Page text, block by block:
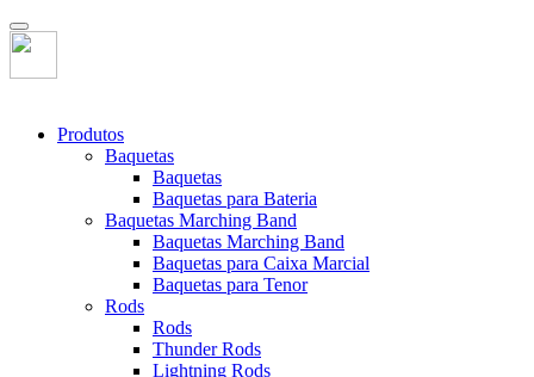
Produtos
Baquetas
Baquetas
Baquetas para Bateria
Baquetas Marching Band
Baquetas Marching Band
Baquetas para Caixa Marcial
Baquetas para Tenor
Rods
Rods
Thunder Rods
Lightning Rods